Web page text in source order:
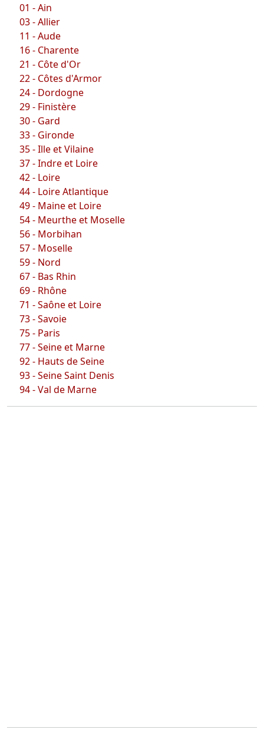
01 - Ain
03 - Allier
11 - Aude
16 - Charente
21 - Côte d'Or
22 - Côtes d'Armor
24 - Dordogne
29 - Finistère
30 - Gard
33 - Gironde
35 - Ille et Vilaine
37 - Indre et Loire
42 - Loire
44 - Loire Atlantique
49 - Maine et Loire
54 - Meurthe et Moselle
56 - Morbihan
57 - Moselle
59 - Nord
67 - Bas Rhin
69 - Rhône
71 - Saône et Loire
73 - Savoie
75 - Paris
77 - Seine et Marne
92 - Hauts de Seine
93 - Seine Saint Denis
94 - Val de Marne